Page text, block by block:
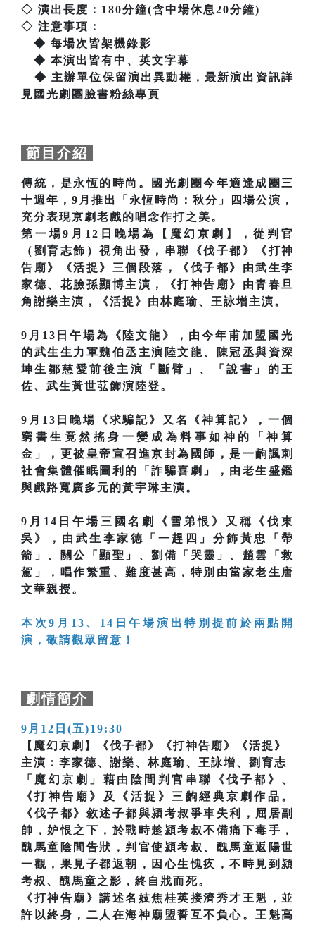
◇ 演出長度：180分鐘(含中場休息20分鐘)
◇ 注意事項：
◆ 每場次皆架機錄影
◆ 本演出皆有中、英文字幕
◆ 主辦單位保留演出異動權，最新演出資訊詳
見國光劇團臉書粉絲專頁
節目介紹
傳統，是永恆的時尚。國光劇團今年適逢成團三
十週年，9月推出「永恆時尚：秋分」四場公演，
充分表現京劇老戲的唱念作打之美。
第一場9月12日晚場為【魔幻京劇】，從判官
（劉育志飾）視角出發，串聯《伐子都》《打神
告廟》《活捉》三個段落，《伐子都》由武生李
家德、花臉孫顯博主演，《打神告廟》由青春旦
角謝樂主演，《活捉》由林庭瑜、王詠增主演。
9月13日午場為《陸文龍》，由今年甫加盟國光
的武生生力軍魏伯丞主演陸文龍、陳冠丞與資深
坤生鄒慈愛前後主演「斷臂」、「說書」的王
佐、武生黃世苰飾演陸登。
9月13日晚場《求騙記》又名《神算記》，一個
窮書生竟然搖身一變成為料事如神的「神算
金」，更被皇帝宣召進京封為國師，是一齣諷刺
社會集體催眠圖利的「詐騙喜劇」，由老生盛鑑
與戲路寬廣多元的黃宇琳主演。
9月14日午場三國名劇《雪弟恨》又稱《伐東
吳》，由武生李家德「一趕四」分飾黃忠「帶
箭」、關公「顯聖」、劉備「哭靈」、趙雲「救
駕」，唱作繁重、難度甚高，特別由當家老生唐
文華親授。
本次9月13、14日午場演出特別提前於兩點開
演，敬請觀眾留意！
劇情簡介
9月12日(五)19:30
【魔幻京劇】《伐子都》《打神告廟》《活捉》
主演：李家德、謝樂、林庭瑜、王詠增、劉育志
「魔幻京劇」藉由陰間判官串聯《伐子都》、
《打神告廟》及《活捉》三齣經典京劇作品。
《伐子都》敘述子都與潁考叔爭車失利，屈居副
帥，妒恨之下，於戰時趁潁考叔不備痛下毒手，
醜馬童陰間告狀，判官使潁考叔、醜馬童返陽世
一觀，果見子都返朝，因心生愧疚，不時見到潁
考叔、醜馬童之影，終自戕而死。
《打神告廟》講述名妓焦桂英接濟秀才王魁，並
許以終身，二人在海神廟盟誓互不負心。王魁高